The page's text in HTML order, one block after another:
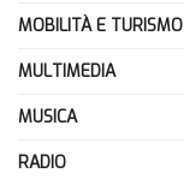
MOBILITÀ E TURISMO
MULTIMEDIA
MUSICA
RADIO